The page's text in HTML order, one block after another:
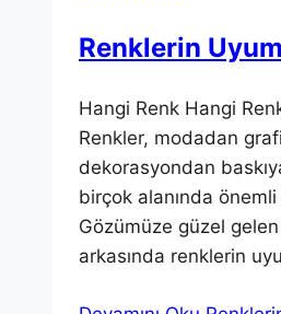
Renklerin
Hangi Renk Hangi
Renkler, modadan
dekorasyondan
birçok alanında
Gözümüze güzel
arkasında renklerin